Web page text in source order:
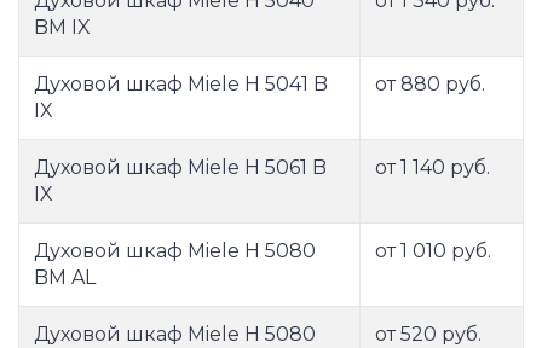
BM IX
Духовой шкаф Miele H 5041 B
IX
от 880 руб.
Духовой шкаф Miele H 5061 B
IX
от 1 140 руб.
Духовой шкаф Miele H 5080
BM AL
от 1 010 руб.
Духовой шкаф Miele H 5080
от 520 руб.